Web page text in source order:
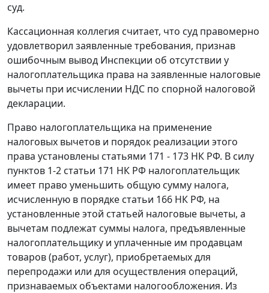
суд.
Кассационная коллегия считает, что суд правомерно
удовлетворил заявленные требования, признав
ошибочным вывод Инспекции об отсутствии у
налогоплательщика права на заявленные налоговые
вычеты при исчислении НДС по спорной налоговой
декларации.
Право налогоплательщика на применение
налоговых вычетов и порядок реализации этого
права установлены статьями 171 - 173 НК РФ. В силу
пунктов 1-2 статьи 171 НК РФ налогоплательщик
имеет право уменьшить общую сумму налога,
исчисленную в порядке статьи 166 НК РФ, на
установленные этой статьей налоговые вычеты, а
вычетам подлежат суммы налога, предъявленные
налогоплательщику и уплаченные им продавцам
товаров (работ, услуг), приобретаемых для
перепродажи или для осуществления операций,
признаваемых объектами налогообложения. Из